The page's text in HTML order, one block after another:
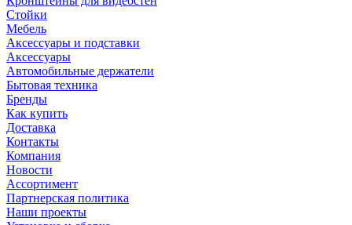
Стойки
Мебель
Аксессуары и подставки
Аксессуары
Автомобильные держатели
Бытовая техника
Бренды
Как купить
Доставка
Контакты
Компания
Новости
Ассортимент
Партнерская политика
Наши проекты